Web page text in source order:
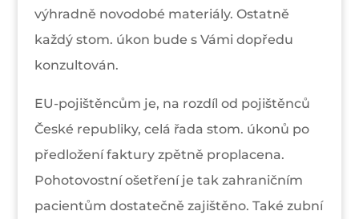
výhradně novodobé materiály. Ostatně
každý stom. úkon bude s Vámi dopředu
konzultován.
EU-pojištěncům je, na rozdíl od pojištěnců
České republiky, celá řada stom. úkonů po
předložení faktury zpětně proplacena.
Pohotovostní ošetření je tak zahraničním
pacientům dostatečně zajištěno. Také zubní